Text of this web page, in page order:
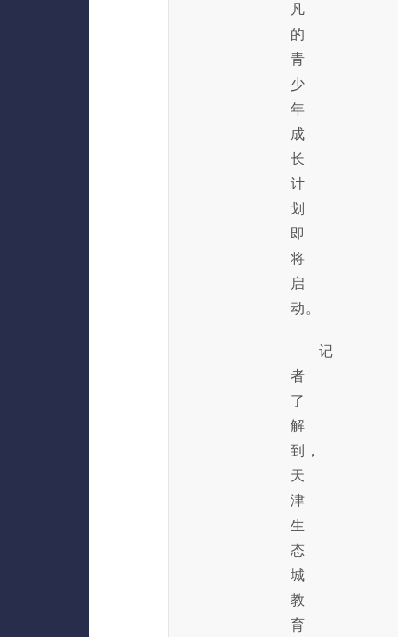
凡
的
青
少
年
成
长
计
划
即
将
启
动。
记
者
了
解
到，
天
津
生
态
城
教
育